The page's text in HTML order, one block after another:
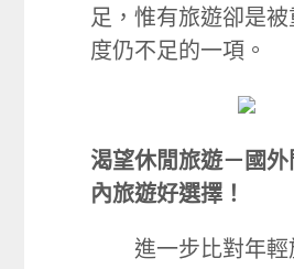
足，惟有旅遊卻是
度仍不足的一項。
渴望休閒旅遊－國外
內旅遊好選擇！
進一步比對年輕